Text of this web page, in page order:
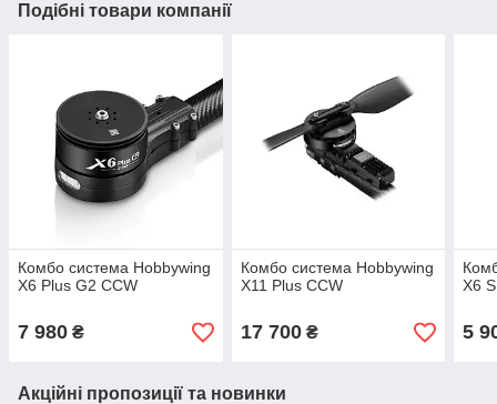
Подібні товари компанії
Комбо система Hobbywing
X6 Plus G2 CCW
7 980 ₴
Комбо система Hobbywing
X11 Plus CCW
17 700₴
X6
5
Акційні пропозиції та новинки